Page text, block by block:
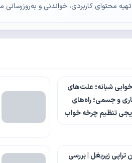
محتوای کاربردی، خواندنی و به‌روزرسانی
شبانه؛ علت‌های
و جسمی؛ راه‌های
تنظیم چرخه خواب
تراپی زیربغل | بررسی